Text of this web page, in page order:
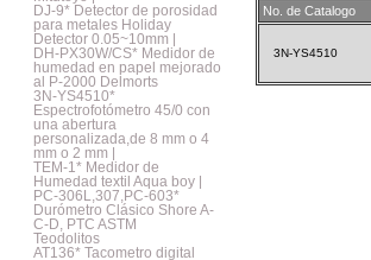
DJ-9* Detector de porosidad
para metales Holiday
Detector 0.05~10mm |
DH-PX30W/CS* Medidor de
humedad en papel mejorado
al P-2000 Delmorts
3N-YS4510*
Espectrofotómetro 45/0 con
una abertura
personalizada,de 8 mm o 4
mm o 2 mm |
TEM-1* Medidor de
Humedad textil Aqua boy |
PC-306L,307,PC-603*
Durómetro Clásico Shore A-
C-D, PTC ASTM
Teodolitos
AT136* Tacometro digital
No. de Catalogo
3N-YS4510